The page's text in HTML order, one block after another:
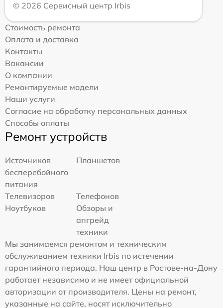
© 2026 Сервисный центр Irbis
Стоимость ремонта
Оплата и доставка
Контакты
Вакансии
О компании
Ремонтируемые модели
Наши услуги
Согласие на обработку персональных данных
Способы оплаты
Ремонт устройств
Источников
бесперебойного
питания
Планшетов
Телевизоров
Телефонов
Ноутбуков
Обзоры и
апгрейд
техники
Мы занимаемся ремонтом и техническим
обслуживанием техники Irbis по истечении
гарантийного периода. Наш центр в Ростове-на-Дону
работает независимо и не имеет официальной
авторизации от производителя. Цены на ремонт,
указанные на сайте, носят исключительно